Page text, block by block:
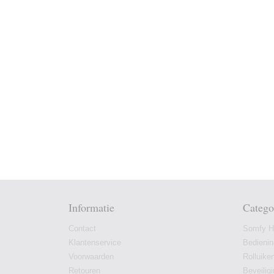
Informatie
Contact
Klantenservice
Voorwaarden
Retouren
Somfy